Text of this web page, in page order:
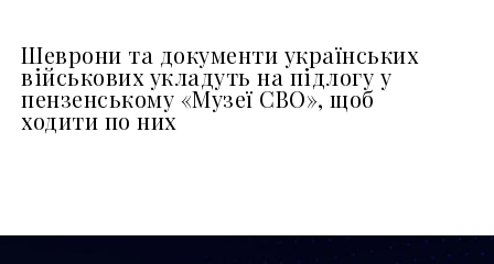
Шеврони та документи українських
військових укладуть на підлогу у
пензенському «Музеї СВО», щоб
ходити по них